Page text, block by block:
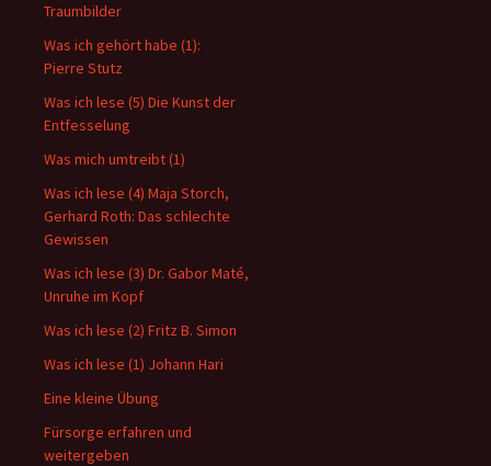
Traumbilder
Was ich gehört habe (1):
Pierre Stutz
Was ich lese (5) Die Kunst der
Entfesselung
Was mich umtreibt (1)
Was ich lese (4) Maja Storch,
Gerhard Roth: Das schlechte
Gewissen
Was ich lese (3) Dr. Gabor Maté,
Unruhe im Kopf
Was ich lese (2) Fritz B. Simon
Was ich lese (1) Johann Hari
Eine kleine Übung
Fürsorge erfahren und
weitergeben